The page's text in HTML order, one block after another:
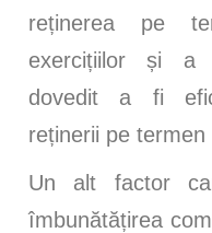
reținerea pe
exercițiilor și a
dovedit a fi
reținerii pe termen
Un alt factor
îmbunătățirea